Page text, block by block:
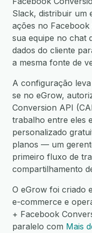
Slack, distribuir um
ações no
sua equipe no chat
dados do cliente
a mesma fonte de
A configuração
se no eGrow,
Conversion API
trabalho entre eles
personalizado
planos — um
primeiro fluxo de
compartilhamento
O eGrow foi criado
e-commerce e
+ Facebook
paralelo com Mais